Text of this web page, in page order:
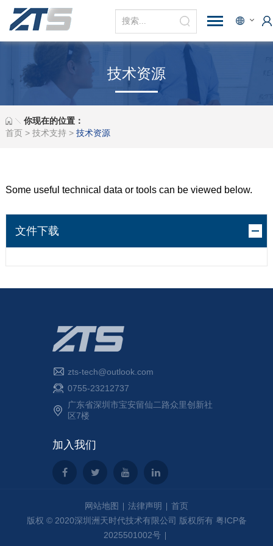
技术资源
你现在的位置：
首页> 技术支持> 技术资源
Some useful technical data or tools can be viewed below.
文件下载
zts-tech@outlook.com
0755-23212737
广东省深圳市宝安留仙二路众里创新社
区7楼
加入我们
网站地图 法律声明
首页
版权 © 2020深圳洲天时代技术有限公司 版权所有 粤ICP备
2025501002号